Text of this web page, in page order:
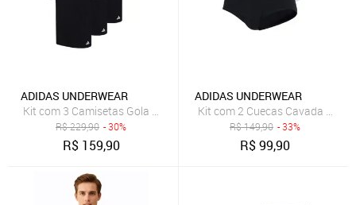
ADIDAS UNDERWEAR
Kit com 3 Camisetas Gola Careca adidas Underwear Preto
R$229,90 - 30%
R$ 159,90
ADIDAS UNDERWEAR
Kit com 2 Cuecas Cavada
R$149,90 - 33%
R$99,90